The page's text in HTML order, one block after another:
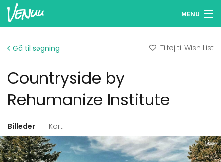
MENU
Log ind
Dansk
Gå til søgning Tilføj til Wish List
Countryside by
Rehumanize Institute
Billeder Kort